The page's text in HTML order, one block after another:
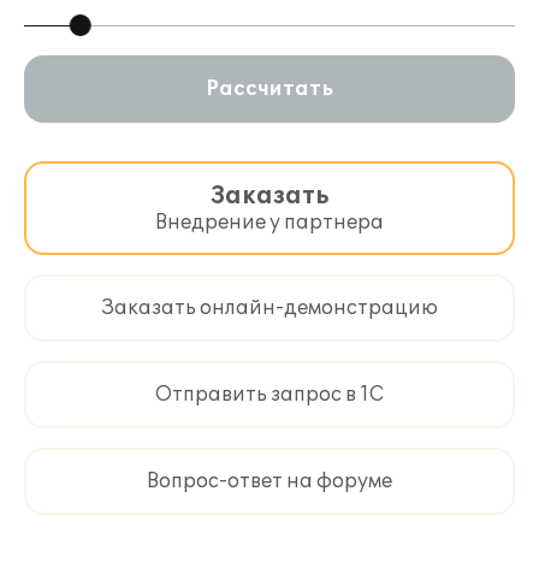
Рассчитать
Заказать
Внедрение у партнера
Заказать онлайн-демонстрацию
Отправить запрос в 1С
Вопрос-ответ на форуме